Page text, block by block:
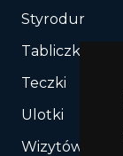
Styrodur
Tabliczki, Znaki
Teczki
Ulotki
Wizytówki